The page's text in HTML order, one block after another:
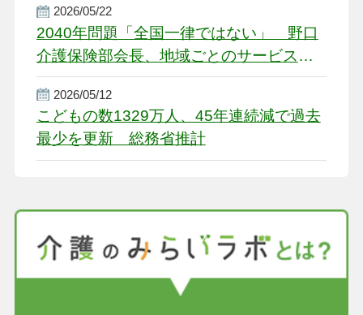
2026/05/22
2040年問題「全国一律ではない」 野口
介護保険部会長、地域ごとのサービス基
盤整備を促す
2026/05/12
こどもの数1329万人、45年連続減で過去
最少を更新 総務省推計